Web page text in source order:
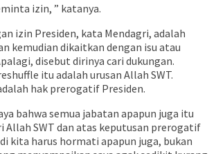
izin, ” katanya.
izin Presiden, kata Mendagri, adalah
kemudian dikaitkan dengan isu atau
disebut dirinya cari dukungan.
itu adalah urusan Allah SWT.
hak prerogatif Presiden.
bahwa semua jabatan apapun juga itu
Allah SWT dan atas keputusan prerogatif
kita harus hormati apapun juga, bukan